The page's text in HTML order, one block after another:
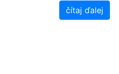
čítaj ďalej